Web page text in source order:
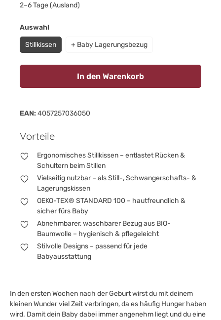
2–6 Tage (Ausland)
Auswahl
Stillkissen + Baby Lagerungsbezug
In den Warenkorb
EAN: 4057257036050
Vorteile
Ergonomisches Stillkissen – entlastet Rücken &
Schultern beim Stillen
Vielseitig nutzbar – als Still-, Schwangerschafts- &
Lagerungskissen
OEKO-TEX® STANDARD 100 – hautfreundlich &
sicher fürs Baby
Abnehmbarer, waschbarer Bezug aus BIO-
Baumwolle – hygienisch & pflegeleicht
Stilvolle Designs – passend für jede
Babyausstattung
In den ersten Wochen nach der Geburt wirst du mit deinem
kleinen Wunder viel Zeit verbringen, da es häufig Hunger haben
wird. Damit dein Baby dabei immer angenehm liegt und du eine